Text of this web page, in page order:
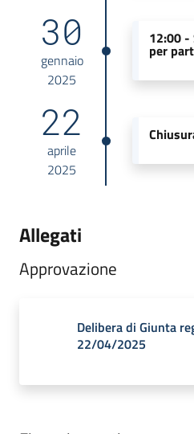
30
gennaio
2025
12:00 -
per
22
aprile
2025
Allegati
Approvazione
Delibera di Giunta
22/04/2025